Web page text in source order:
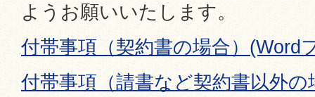
ようお願いいたします。
付帯事項（契約書の場合）(Word
付帯事項（請書など契約書以外